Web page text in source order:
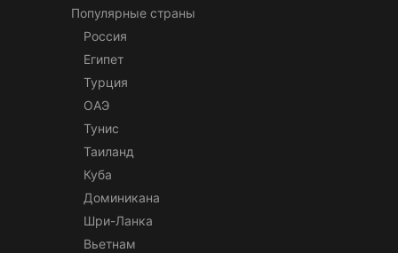
Популярные страны
Россия
Египет
Турция
ОАЭ
Тунис
Таиланд
Куба
Доминикана
Шри-Ланка
Вьетнам